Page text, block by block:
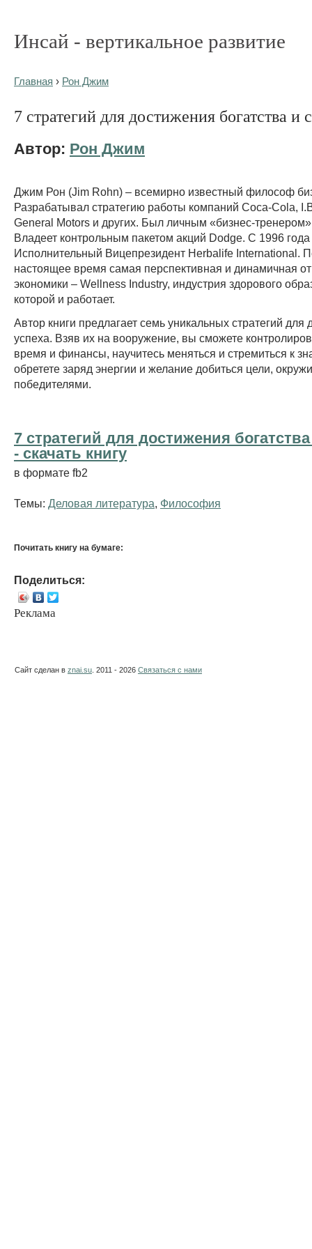
Инсай - вертикальное развитие
Главная › Рон Джим
7 стратегий для достижения богатства и
Автор: Рон Джим
Джим Рон (Jim Rohn) – всемирно известный философ
Разрабатывал стратегию работы компаний Coca-Cola,
General Motors и других. Был личным «бизнес-
Владеет контрольным пакетом акций Dodge. С 1996 года
Исполнительный Вицепрезидент Herbalife International.
настоящее время самая перспективная и динамичная
экономики – Wellness Industry, индустрия здорового
которой и работает.
Автор книги предлагает семь уникальных стратегий для
успеха. Взяв их на вооружение, вы сможете
время и финансы, научитесь меняться и стремиться к
обретете заряд энергии и желание добиться цели,
победителями.
7 стратегий для достижения
- cкачать книгу
в формате fb2
Темы: Деловая литература Философия
Почитать книгу на бумаге:
Поделиться:
Реклама
Сайт сделан в znai.su . 2011 - 2026 Связаться с нами